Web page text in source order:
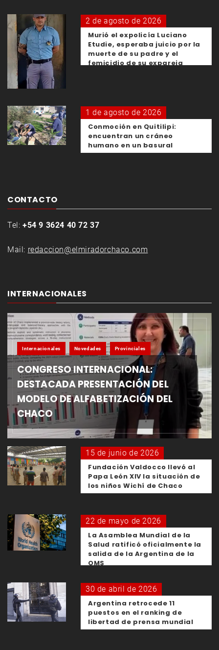
2 de agosto de 2026
Murió el expolicía Luciano
Etudie, esperaba juicio por la
muerte de su padre y el
femicidio de su expareja
1 de agosto de 2026
Conmoción en Quitilipi:
encuentran un cráneo
humano en un basural
CONTACTO
Tel: +54 9 3624 40 72 37
Mail: redaccion@elmiradorchaco.com
INTERNACIONALES
Internacionales Novedades Provinciales
CONGRESO INTERNACIONAL:
DESTACADA PRESENTACIÓN DEL
MODELO DE ALFABETIZACIÓN DEL
CHACO
15 de junio de 2026
Fundación Valdocco llevó al
Papa León XIV la situación de
los niños Wichí de Chaco
22 de mayo de 2026
La Asamblea Mundial de la
Salud ratificó oficialmente la
salida de la Argentina de la
OMS
30 de abril de 2026
Argentina retrocede 11
puestos en el ranking de
libertad de prensa mundial